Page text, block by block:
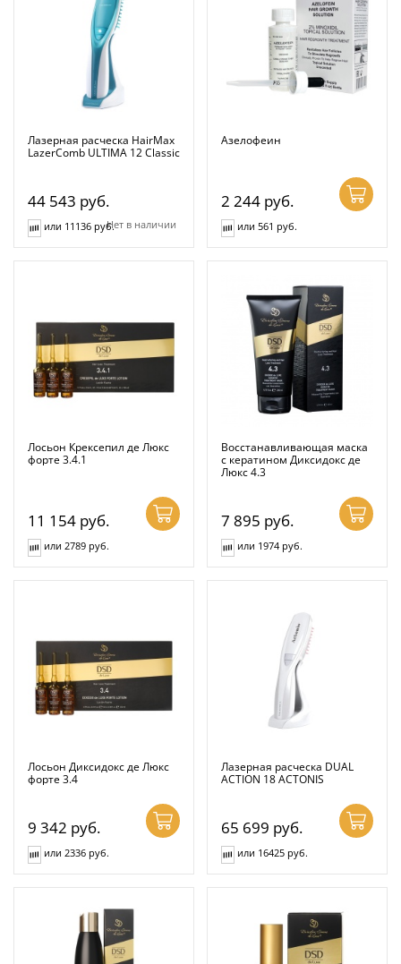
Лазерная расческа HairMax
LazerComb ULTIMA 12 Classic
44 543 руб.
Нет в наличии
или 11136 руб.
Азелофеин
2 244 руб.
или 561 руб.
Лосьон Крексепил де Люкс
форте 3.4.1
11 154 руб.
или 2789 руб.
Восстанавливающая маска
с кератином Диксидокс де
Люкс 4.3
7 895 руб.
или 1974 руб.
Лосьон Диксидокс де Люкс
форте 3.4
9 342 руб.
или 2336 руб.
Лазерная расческа DUAL
ACTION 18 ACTONIS
65 699 руб.
или 16425 руб.